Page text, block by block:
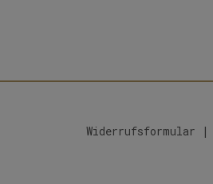
Widerrufsformular |